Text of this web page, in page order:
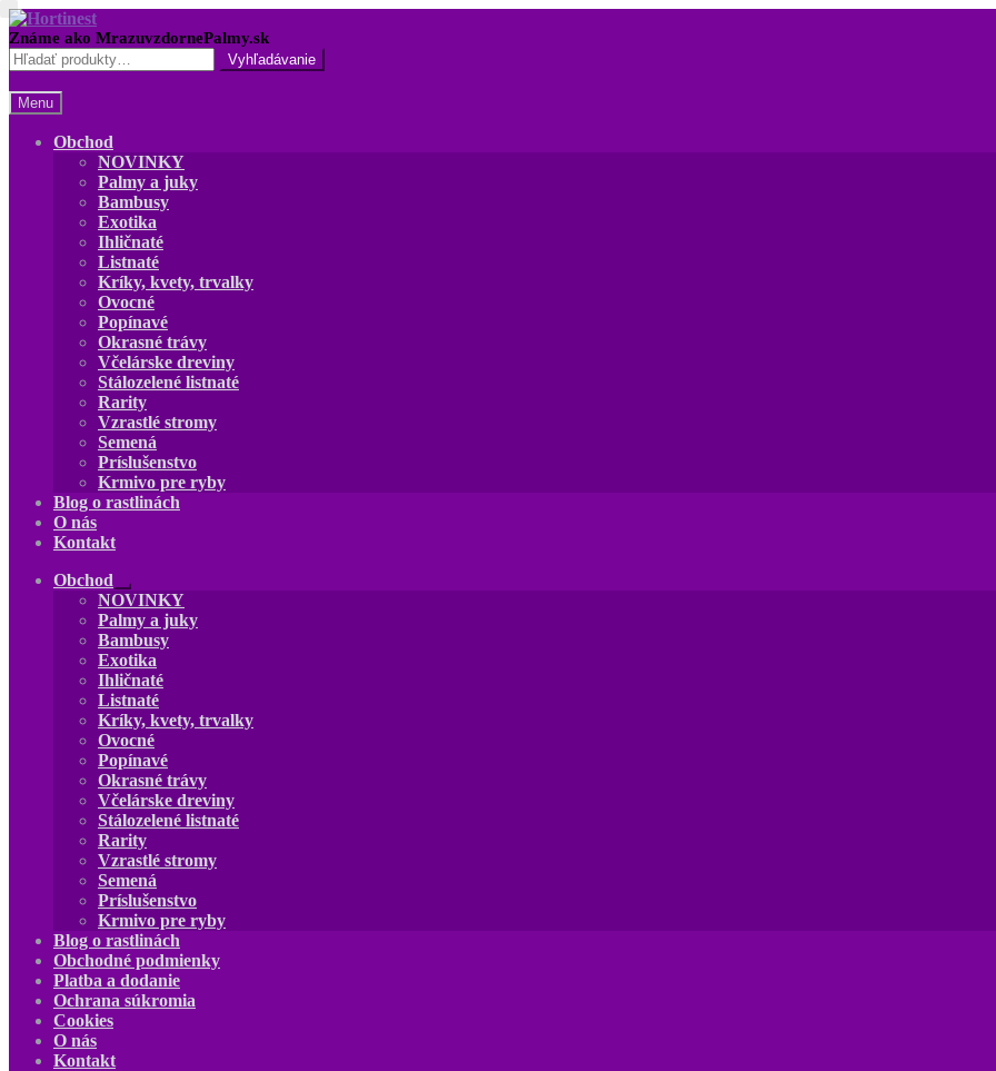
Preskočiť
na
navigáciu
Preskočiť
na
obsah
Hľadať:
Menu
Obchod
NOVINKY
Palmy a juky
Bambusy
Exotika
Ihličnaté
Listnaté
Kríky, kvety, trvalky
Ovocné
Popínavé
Okrasné trávy
Včelárske dreviny
Stálozelené listnaté
Rarity
Vzrastlé stromy
Semená
Príslušenstvo
Krmivo pre ryby
Blog o rastlinách
O nás
Kontakt
Obchod
Rozbaliť
podradené
menu
NOVINKY
Palmy a juky
Bambusy
Exotika
Ihličnaté
Listnaté
Kríky, kvety, trvalky
Ovocné
Popínavé
Okrasné trávy
Včelárske dreviny
Stálozelené listnaté
Rarity
Vzrastlé stromy
Semená
Príslušenstvo
Krmivo pre ryby
Blog o rastlinách
Obchodné podmienky
Platba a dodanie
Ochrana súkromia
Cookies
O nás
Kontakt